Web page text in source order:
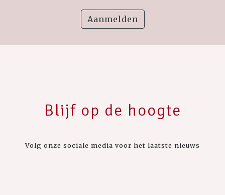
Aanmelden
Blijf op de hoogte
Volg onze sociale media voor het laatste nieuws